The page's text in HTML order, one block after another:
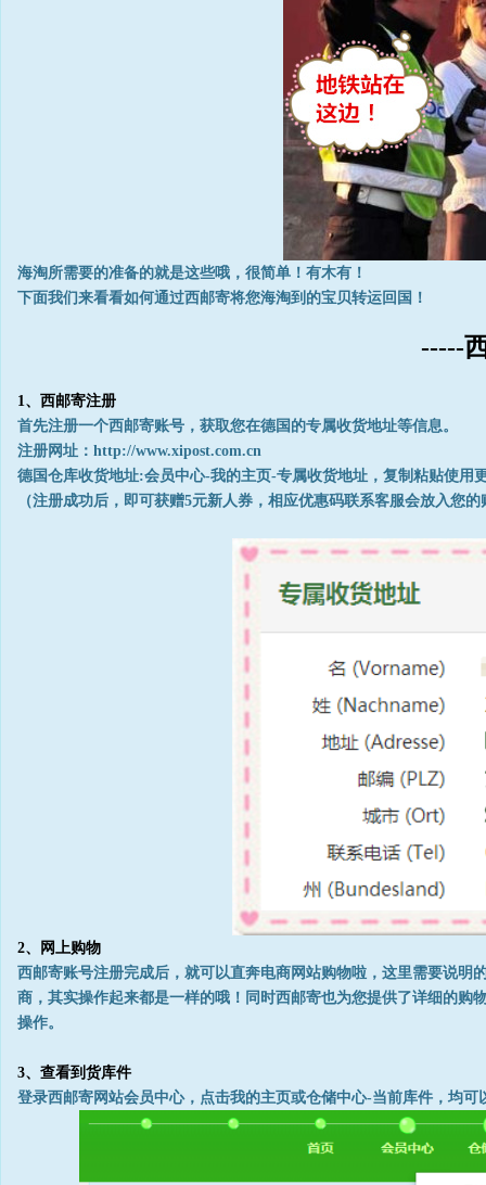
海淘所需要的准备的就是这些哦，很简单！有木有！
下面我们来看看如何通过西邮寄将您海淘到的宝贝转运回国！
-----
1、西邮寄注册
首先注册一个西邮寄账号，获取您在德国的专属收货地址等信息。
注册网址：http://www.xipost.com.cn
德国仓库收货地址:会员中心-我的主页-专属收货地址，复制粘贴使用
（注册成功后，即可获赠5元新人券，相应优惠码联系客服会放入您
2、网上购物
西邮寄账号注册完成后，就可以直奔电商网站购物啦，这里需要说
商，其实操作起来都是一样的哦！同时西邮寄也为您提供了详细的购
操作。
3、查看到货库件
登录西邮寄网站会员中心，点击我的主页或仓储中心-当前库件，均可